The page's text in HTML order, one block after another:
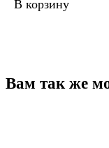
В корзину
Вам так же